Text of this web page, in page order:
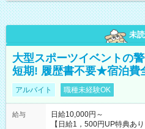
未読
大型スポーツイベントの
短期! 履歴書不要★宿泊費
アルバイト 職種未経験OK
給与
日給10,000円～
【日給1，500円UP特典あ